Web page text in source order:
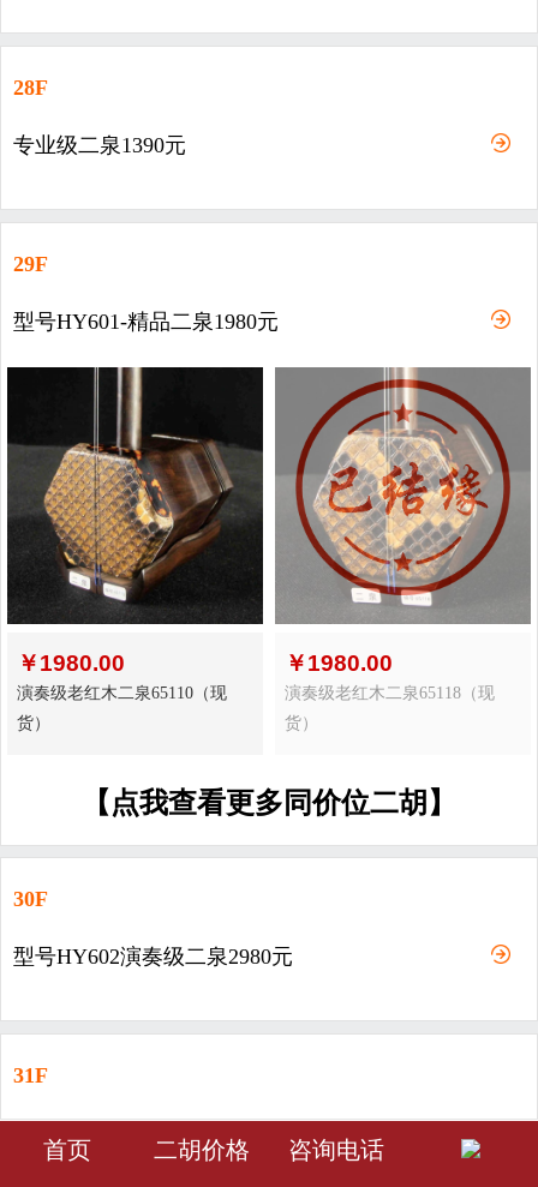
28F
专业级二泉1390元
29F
型号HY601-精品二泉1980元
￥1980.00
演奏级老红木二泉65110（现
货）
￥1980.00
演奏级老红木二泉65118（现
货）
【点我查看更多同价位二胡】
30F
型号HY602演奏级二泉2980元
31F
型号HY603-演奏级二泉3980元
󰀁 󰀅
首页 二胡价格 咨询电话